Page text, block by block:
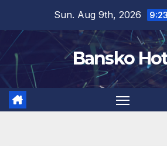
content
Sun. Aug 9th, 2026
Bansko